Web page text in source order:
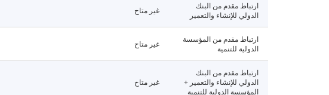
ارتباط مقدم من البنك
الدولي للإنشاء والتعمير
غير متاح
ارتباط مقدم من المؤسسة
الدولية للتنمية
غير متاح
ارتباط مقدم من البنك
الدولي للإنشاء والتعمير +
المؤسسة الدولية للتنمية
غير متاح